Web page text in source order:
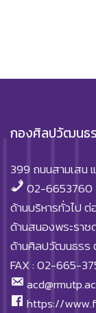
กองศิลปวัฒนธ
399 ถนนสามเสน
02-6653760
ด้านบริหารทั่วไป
ด้านสนองพระราช
ด้านศิลปวัฒนธรร
FAX : 02-665-
https://